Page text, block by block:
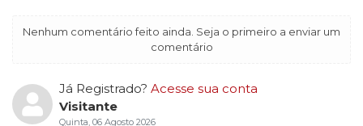
Nenhum comentário feito ainda. Seja o primeiro a enviar um
comentário
Já Registrado? Acesse sua conta
Visitante
Quinta, 06 Agosto 2026